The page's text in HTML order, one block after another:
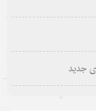
جدید